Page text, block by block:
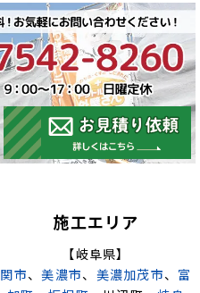
施工エリア
【岐阜県】
関市、美濃市、 美濃加茂市、 富